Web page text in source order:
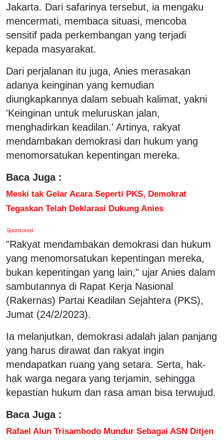
Jakarta. Dari safarinya tersebut, ia mengaku
mencermati, membaca situasi, mencoba
sensitif pada perkembangan yang terjadi
kepada masyarakat.
Dari perjalanan itu juga, Anies merasakan
adanya keinginan yang kemudian
diungkapkannya dalam sebuah kalimat, yakni
'Keinginan untuk meluruskan jalan,
menghadirkan keadilan.' Artinya, rakyat
mendambakan demokrasi dan hukum yang
menomorsatukan kepentingan mereka.
Baca Juga :
Meski tak Gelar Acara Seperti PKS, Demokrat
Tegaskan Telah Deklarasi Dukung Anies
Sponsored
"Rakyat mendambakan demokrasi dan hukum
yang menomorsatukan kepentingan mereka,
bukan kepentingan yang lain," ujar Anies dalam
sambutannya di Rapat Kerja Nasional
(Rakernas) Partai Keadilan Sejahtera (PKS),
Jumat (24/2/2023).
Ia melanjutkan, demokrasi adalah jalan panjang
yang harus dirawat dan rakyat ingin
mendapatkan ruang yang setara. Serta, hak-
hak warga negara yang terjamin, sehingga
kepastian hukum dan rasa aman bisa terwujud.
Baca Juga :
Rafael Alun Trisambodo Mundur Sebagai ASN Ditjen